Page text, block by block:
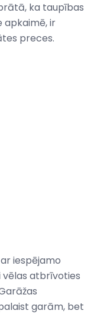
ka taupības
apkaimē, ir
preces.
iespējamo
vēlas atbrīvoties
garām, bet